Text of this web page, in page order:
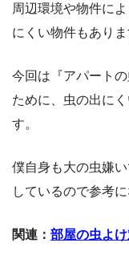
周辺環境や物件に
にくい物件もありま
今回は『アパート
ために、虫の出に
す。
僕自身も大の虫嫌
しているので参考
関連： 部屋の虫よ